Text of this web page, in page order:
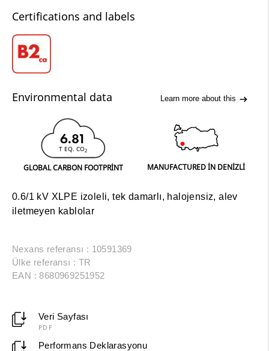
Certifications and labels
Environmental data Learn more about this
6.81
T EQ. CO2
GLOBAL CARBON FOOTPRINT MANUFACTURED IN DENIZLI
0.6/1 kV XLPE izoleli, tek damarlı, halojensiz, alev
iletmeyen kablolar
Nexans referansı : 10591369
Ülke referansı : TR
EAN : 8680969251952
Veri Sayfası
PDF
Performans Deklarasyonu